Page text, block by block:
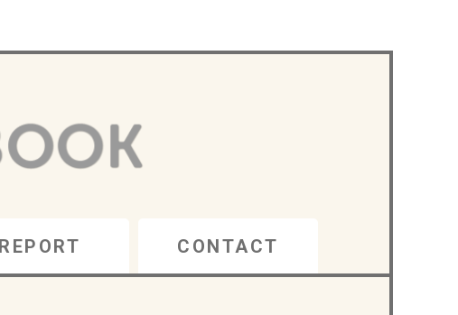
REPORT CONTACT